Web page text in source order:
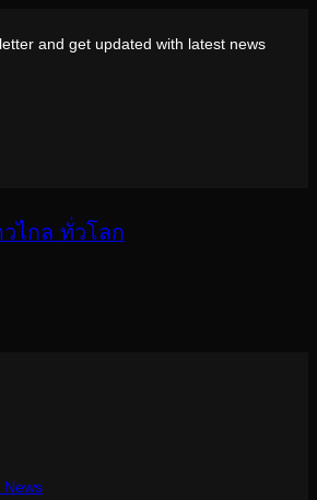
and get updated with latest news
ไกล ทั่วโลก
News